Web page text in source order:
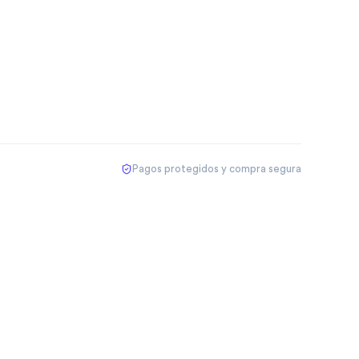
Pagos protegidos y compra segura